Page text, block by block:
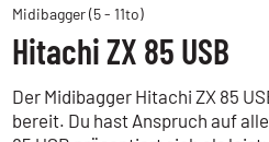
Midibagger (5 - 11to)
Hitachi ZX 85 USB
Der Midibagger Hitachi ZX 85
bereit. Du hast Anspruch auf